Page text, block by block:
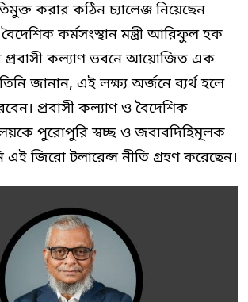
করার কঠিন চ্যালেঞ্জ নিয়েছেন
কর্মসংস্থান মন্ত্রী আরিফুল হক
প্রবাসী কল্যাণ ভবনে আয়োজিত এক
জানান, এই লক্ষ্য অর্জনে ব্যর্থ হলে
প্রবাসী কল্যাণ ও বৈদেশিক
পুরোপুরি স্বচ্ছ ও জবাবদিহিমূলক
এই জিরো টলারেন্স নীতি গ্রহণ করেছেন।